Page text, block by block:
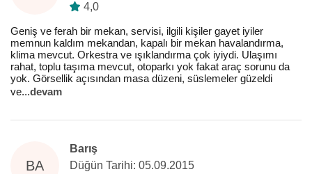
4,0
Geniş ve ferah bir mekan, servisi, ilgili kişiler gayet iyiler
memnun kaldım mekandan, kapalı bir mekan havalandırma,
klima mevcut. Orkestra ve ışıklandırma çok iyiydi. Ulaşımı
rahat, toplu taşıma mevcut, otoparkı yok fakat araç sorunu da
yok. Görsellik açısından masa düzeni, süslemeler güzeldi
ve...devam
BA
Barış
Düğün Tarihi: 05.09.2015